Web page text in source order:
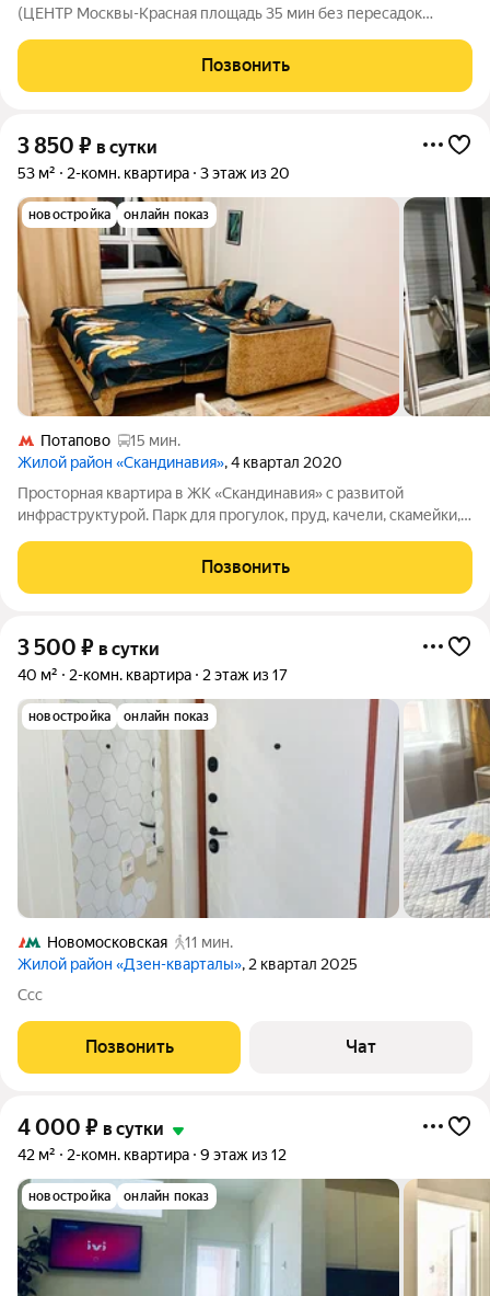
(ЦЕНТР Москвы-Красная площадь 35 мин без пересадок
Авто. -Международный автовокзал Саларис 10 минут на авто
или 2 станции метро.
Позвонить
3 850 ₽ в сутки
53 м² 2-комн. квартира 3 этаж из 20
новостройка онлайн показ
Потапово
15 мин.
Жилой район «Скандинавия», 4 квартал 2020
Просторная квартира в ЖК «Скандинавия» с развитой
инфpaструктуpой. Парк для прогулок, пруд, качели, скамейки,
рестораны и маркетплейсы. Отчетные документы;
Круглосуточное заселение. В
Позвонить
3 500 ₽ в сутки
40 м² 2-комн. квартира 2 этаж из 17
новостройка онлайн показ
Новомосковская
11 мин.
Жилой район «Дзен-кварталы», 2 квартал 2025
Ссс
Позвонить Чат
4 000 ₽ в сутки
42 м² 2-комн. квартира 9 этаж из 12
новостройка онлайн показ